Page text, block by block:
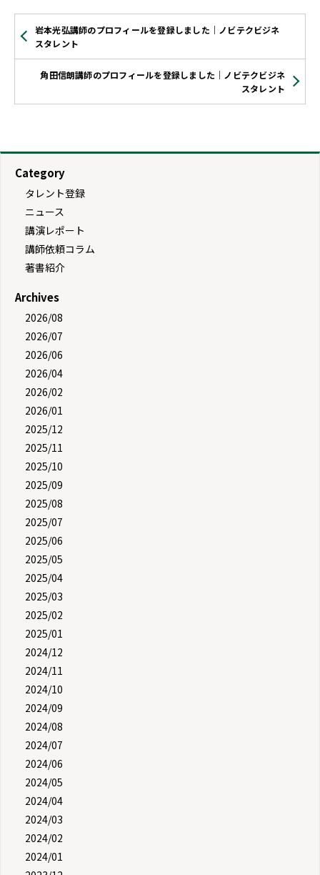
岩本光弘講師のプロフィールを登録しました｜ノビテクビジネ
スタレント
角田信朗講師のプロフィールを登録しました｜ノビテクビジネ
スタレント
Category
タレント登録
ニュース
講演レポート
講師依頼コラム
著書紹介
Archives
2026/08
2026/07
2026/06
2026/04
2026/02
2026/01
2025/12
2025/11
2025/10
2025/09
2025/08
2025/07
2025/06
2025/05
2025/04
2025/03
2025/02
2025/01
2024/12
2024/11
2024/10
2024/09
2024/08
2024/07
2024/06
2024/05
2024/04
2024/03
2024/02
2024/01